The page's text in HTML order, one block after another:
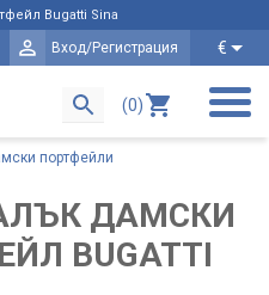
Bugatti Sina
Вход/Регистрация €
(0)
портфейли
ДАМСКИ
BUGATTI